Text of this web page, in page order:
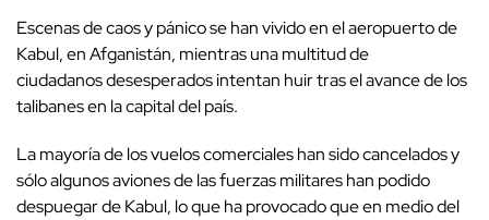
Escenas de caos y pánico se han vivido en el aeropuerto de
Kabul, en Afganistán, mientras una multitud de
ciudadanos desesperados intentan huir tras el avance de los
talibanes en la capital del país.
La mayoría de los vuelos comerciales han sido cancelados y
sólo algunos aviones de las fuerzas militares han podido
despuegar de Kabul, lo que ha provocado que en medio del